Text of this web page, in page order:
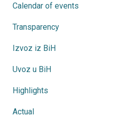
Calendar of events
Transparency
Izvoz iz BiH
Uvoz u BiH
Highlights
Actual